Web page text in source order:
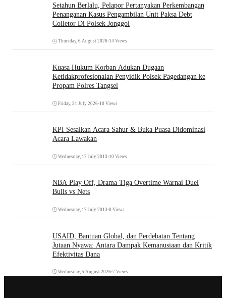
Setahun Berlalu, Pelapor Pertanyakan Perkembangan
Penanganan Kasus Pengambilan Unit Paksa Debt
Colletor Di Polsek Jonggol
Thursday, 6 August 2026•14 Views
Kuasa Hukum Korban Adukan Dugaan
Ketidakprofesionalan Penyidik Polsek Pagedangan ke
Propam Polres Tangsel
Friday, 31 July 2026•10 Views
KPI Sesalkan Acara Sahur & Buka Puasa Didominasi
Acara Lawakan
Wednesday, 17 July 2013 •10 Views
NBA Play Off, Drama Tiga Overtime Warnai Duel
Bulls vs Nets
Wednesday, 17 July 2013 •8 Views
USAID, Bantuan Global, dan Perdebatan Tentang
Jutaan Nyawa: Antara Dampak Kemanusiaan dan Kritik
Efektivitas Dana
Wednesday, 5 August 2026•7 Views